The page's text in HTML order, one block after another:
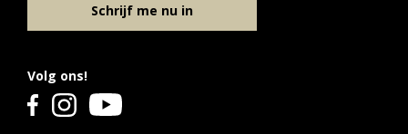
Volg ons!
Schrijf me nu in